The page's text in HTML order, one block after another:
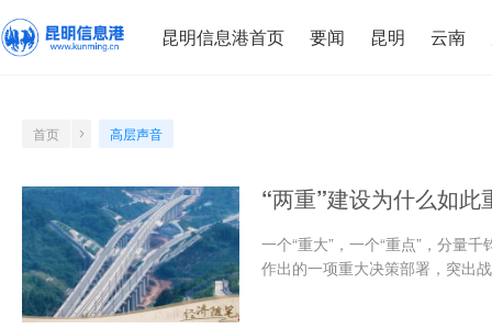
昆明信息港首页 要闻 昆明 云南
首页 高层声音
“两重”建设为什么如此
一个“重大”，一个“重点”，分量
作出的一项重大决策部署，突出